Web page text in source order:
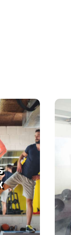
Hot Iron,
Zsírégető,
training,
Jóga és
teremben.